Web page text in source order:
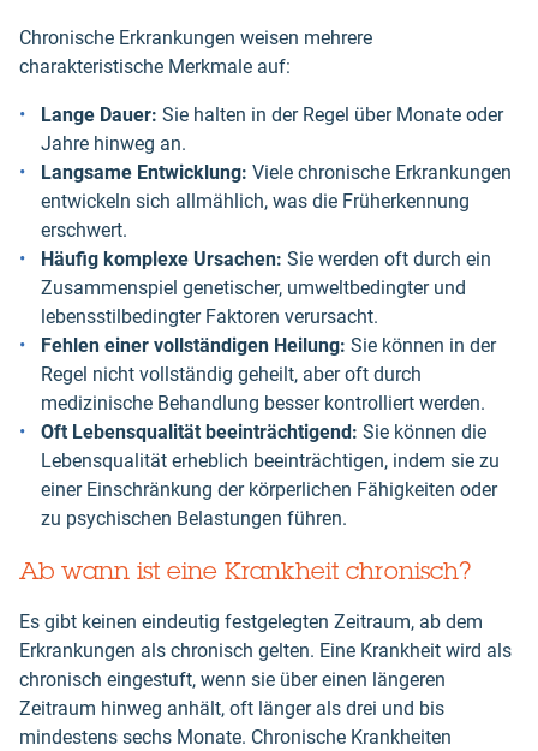
Chronische Erkrankungen weisen mehrere
charakteristische Merkmale auf:
Lange Dauer: Sie halten in der Regel über Monate oder
Jahre hinweg an.
Langsame Entwicklung: Viele chronische Erkrankungen
entwickeln sich allmählich, was die Früherkennung
erschwert.
Häufig komplexe Ursachen: Sie werden oft durch ein
Zusammenspiel genetischer, umweltbedingter und
lebensstilbedingter Faktoren verursacht.
Fehlen einer vollständigen Heilung: Sie können in der
Regel nicht vollständig geheilt, aber oft durch
medizinische Behandlung besser kontrolliert werden.
Oft Lebensqualität beeinträchtigend: Sie können die
Lebensqualität erheblich beeinträchtigen, indem sie zu
einer Einschränkung der körperlichen Fähigkeiten oder
zu psychischen Belastungen führen.
Ab wann ist eine Krankheit chronisch?
Es gibt keinen eindeutig festgelegten Zeitraum, ab dem
Erkrankungen als chronisch gelten. Eine Krankheit wird als
chronisch eingestuft, wenn sie über einen längeren
Zeitraum hinweg anhält, oft länger als drei und bis
mindestens sechs Monate. Chronische Krankheiten